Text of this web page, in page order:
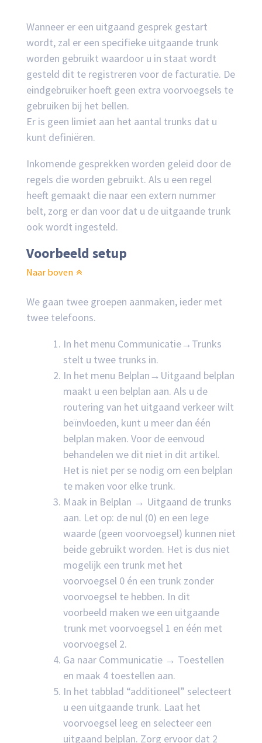
Wanneer er een uitgaand gesprek gestart
wordt, zal er een specifieke uitgaande trunk
worden gebruikt waardoor u in staat wordt
gesteld dit te registreren voor de facturatie. De
eindgebruiker hoeft geen extra voorvoegsels te
gebruiken bij het bellen.
Er is geen limiet aan het aantal trunks dat u
kunt definiëren.
Inkomende gesprekken worden geleid door de
regels die worden gebruikt. Als u een regel
heeft gemaakt die naar een extern nummer
belt, zorg er dan voor dat u de uitgaande trunk
ook wordt ingesteld.
Voorbeeld setup
Naar boven
We gaan twee groepen aanmaken, ieder met
twee telefoons.
In het menu Communicatie→Trunks
stelt u twee trunks in.
In het menu Belplan→Uitgaand belplan
maakt u een belplan aan. Als u de
routering van het uitgaand verkeer wilt
beïnvloeden, kunt u meer dan één
belplan maken. Voor de eenvoud
behandelen we dit niet in dit artikel.
Het is niet per se nodig om een belplan
te maken voor elke trunk.
Maak in Belplan → Uitgaand de trunks
aan. Let op: de nul (0) en een lege
waarde (geen voorvoegsel) kunnen niet
beide gebruikt worden. Het is dus niet
mogelijk een trunk met het
voorvoegsel 0 én een trunk zonder
voorvoegsel te hebben. In dit
voorbeeld maken we een uitgaande
trunk met voorvoegsel 1 en één met
voorvoegsel 2.
Ga naar Communicatie → Toestellen
en maak 4 toestellen aan.
In het tabblad “additioneel” selecteert
u een uitgaande trunk. Laat het
voorvoegsel leeg en selecteer een
uitgaand belplan. Zorg ervoor dat 2